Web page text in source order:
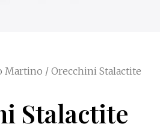
Martino / Orecchini Stalactite
Stalactite